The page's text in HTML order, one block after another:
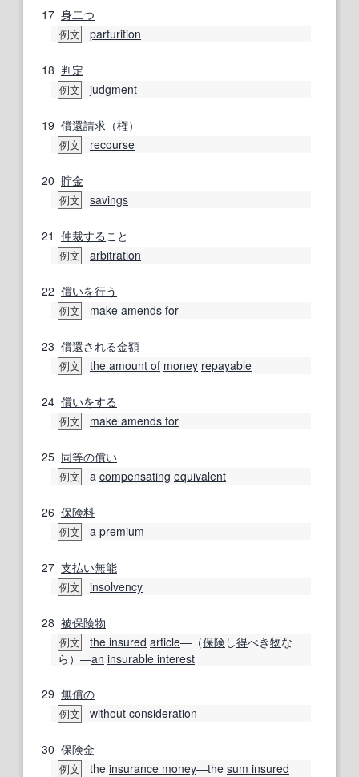
17 身二つ
例文 parturition
18 判定
例文 judgment
19 償還請求 （権）
例文 recourse
20 貯金
例文 savings
21 仲裁する こと
例文 arbitration
22 償いを行う
例文 make amends for
23 償還される金額
例文 the amount of money repayable
24 償いをする
例文 make amends for
25 同等の償い
例文 a compensating equivalent
26 保険料
例文 a premium
27 支払い無能
例文 insolvency
28 被保険物
例文 the insured article―（保険し得べき物な
ら）―an insurable interest
29 無償の
例文 without consideration
30 保険金
例文 the insurance money―the sum insured